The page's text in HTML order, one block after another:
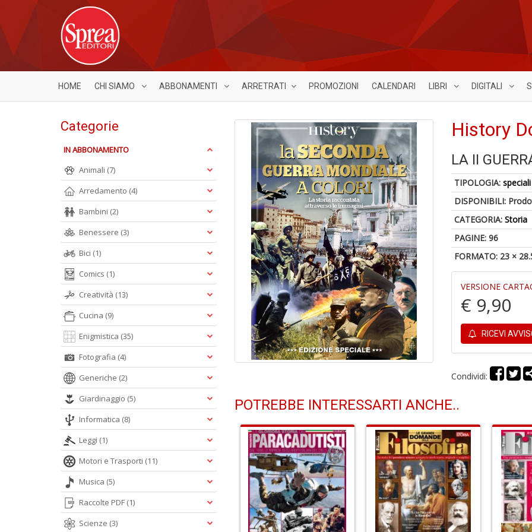
HOME CHI SIAMO ABBONAMENTI ARRETRATI PROMOZIONI CALENDARI LIBRI DIGITALI
History
LA II
TIPOLOGIA:speciali
DISPONIBILI:
CATEGORIA:Storia
PAGINE: 96
FORMATO: 23 ×
VERSIONE
€ 9,90
RICEVI
Condividi:
POTREBBE INTERESSARTI ANCHE..
Categorie
IN ABBONAMENTO
Animali (7)
Arredamento (4)
Bambini (2)
Benessere (3)
Bici (1)
Comics (1)
Creatività (13)
Cucina (9)
Enigmistica (35)
Fotografia (4)
Generiche (2)
Giardinaggio (5)
Informatica (8)
Leggi (1)
Motori e Trasporti (11)
Musica (5)
Raccolte PDF (1)
Scienze (3)